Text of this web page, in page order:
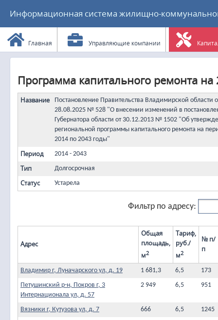
Информационная система жилищно-
Главная Управляющие компании
Программа капитального ремонта на
Название
Постановление Правительства Владимирской области
28.08.2025 № 528 "О внесении изменений в
Губернатора области от 30.12.2013 № 1502 "Об
региональной программы капитального ремонта на
2014 по 2043 годы"
Период 2014 - 2043
Тип Долгосрочная
Статус Устарела
Фильтр по адресу:
Адрес
Общая
площадь,
м2
Тариф,
руб./
м2
№ п/
п
Владимир г, Луначарского ул, д. 19 1 681,3 6,5
173
Петушинский р-н, Покров г, 3
Интернационала ул, д. 57
2 949 6,5 951
Вязники г, Кутузова ул, д. 7 666 6,5
1245